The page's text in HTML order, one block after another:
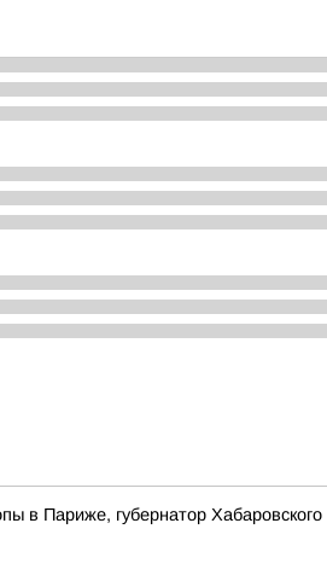
в Париже, губернатор Хабаровского